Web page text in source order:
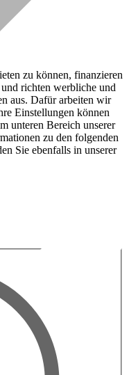
zu können, finanzieren
richten werbliche und
aus. Dafür arbeiten wir
Einstellungen können
unteren Bereich unserer
zu den folgenden
Sie ebenfalls in unserer